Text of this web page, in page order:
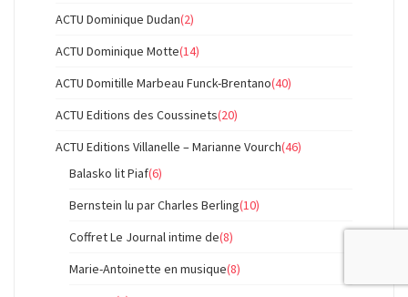
ACTU Dominique Dudan(2)
ACTU Dominique Motte(14)
ACTU Domitille Marbeau Funck-Brentano(40)
ACTU Editions des Coussinets(20)
ACTU Editions Villanelle – Marianne Vourch(46)
Balasko lit Piaf(6)
Bernstein lu par Charles Berling(10)
Coffret Le Journal intime de(8)
Marie-Antoinette en musique(8)